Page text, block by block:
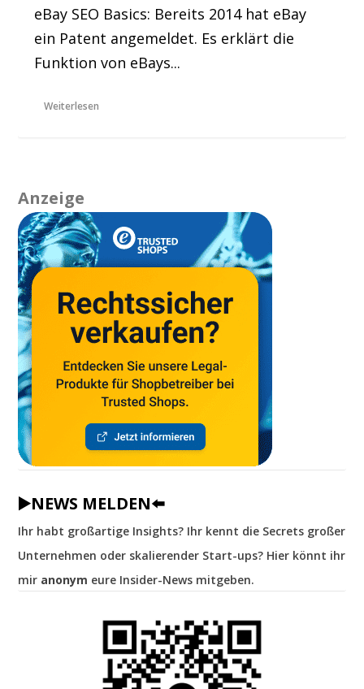
eBay SEO Basics: Bereits 2014 hat eBay
ein Patent angemeldet. Es erklärt die
Funktion von eBays...
Weiterlesen
Anzeige
▶️NEWS MELDEN⬅️
Ihr habt großartige Insights? Ihr kennt die Secrets großer
Unternehmen oder skalierender Start-ups? Hier könnt ihr
mir anonym eure Insider-News mitgeben.